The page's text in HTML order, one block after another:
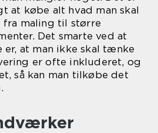
at købe alt hvad man skal
maling til større
Det smarte ved at
at man ikke skal tænke
er ofte inkluderet, og
så kan man tilkøbe det